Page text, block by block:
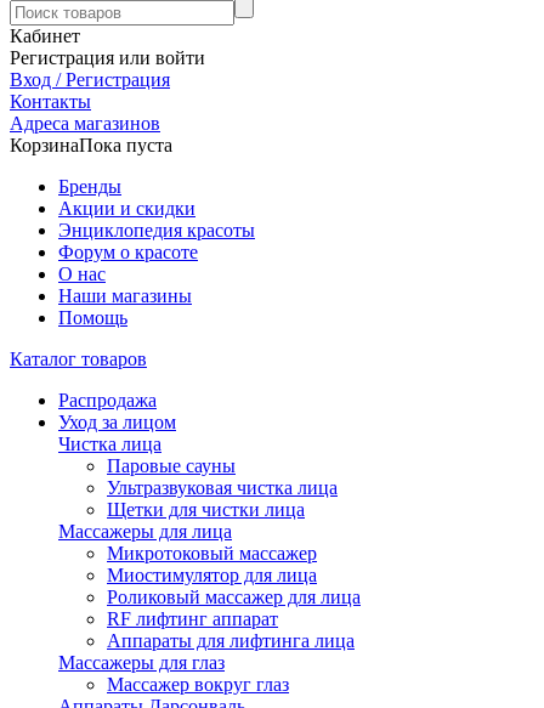
Кабинет
Регистрация или войти
Вход / Регистрация
Контакты
Адреса магазинов
КорзинаПока пуста
Бренды
Акции и скидки
Энциклопедия красоты
Форум о красоте
О нас
Наши магазины
Помощь
Каталог товаров
Распродажа
Уход за лицом
Чистка лица
Паровые сауны
Ультразвуковая чистка лица
Щетки для чистки лица
Массажеры для лица
Микротоковый массажер
Миостимулятор для лица
Роликовый массажер для лица
RF лифтинг аппарат
Аппараты для лифтинга лица
Массажеры для глаз
Массажер вокруг глаз